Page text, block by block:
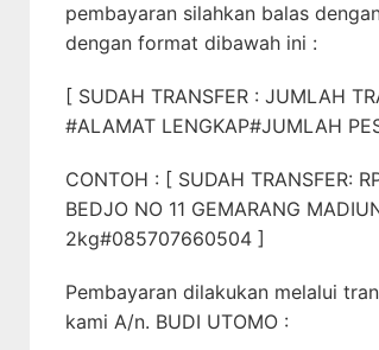
pembayaran silahkan balas
dengan format dibawah ini :
[ SUDAH TRANSFER : JUMLAH
#ALAMAT LENGKAP#JUMLAH
CONTOH : [ SUDAH TRANSFER:
BEDJO NO 11 GEMARANG
2kg#085707660504 ]
Pembayaran dilakukan melalui
kami A/n. BUDI UTOMO :